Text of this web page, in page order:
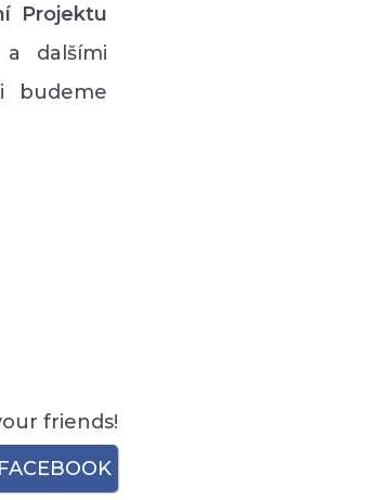
Projektu
dalšími
budeme
friends!
FACEBOOK